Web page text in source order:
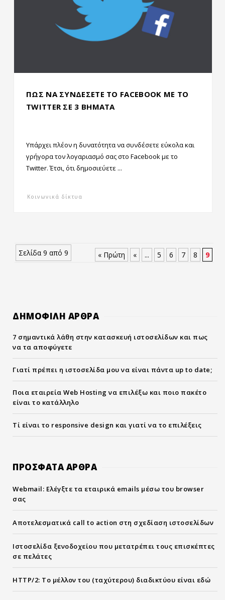
ΠΩΣ ΝΑ ΣΥΝΔΕΣΕΤΕ ΤΟ FACEBOOK ΜΕ ΤΟ
TWITTER ΣΕ 3 ΒΗΜΑΤΑ
Υπάρχει πλέον η δυνατότητα να συνδέσετε εύκολα και
γρήγορα τον λογαριασμό σας στο Facebook με το
Twitter. Έτσι, ότι δημοσιεύετε ...
Κοινωνικά δίκτυα
Σελίδα 9 από 9 « Πρώτη « ... 5 6 7 8 9
ΔΗΜΟΦΙΛΗ ΑΡΘΡΑ
7 σημαντικά λάθη στην κατασκευή ιστοσελίδων και πως
να τα αποφύγετε
Γιατί πρέπει η ιστοσελίδα μου να είναι πάντα up to date;
Ποια εταιρεία Web Hosting να επιλέξω και ποιο πακέτο
είναι το κατάλληλο
Τί είναι το responsive design και γιατί να το επιλέξεις
ΠΡΟΣΦΑΤΑ ΑΡΘΡΑ
Webmail: Ελέγξτε τα εταιρικά emails μέσω του browser
σας
Αποτελεσματικά call to action στη σχεδίαση ιστοσελίδων
Ιστοσελίδα ξενοδοχείου που μετατρέπει τους επισκέπτες
σε πελάτες
HTTP/2: Το μέλλον του (ταχύτερου) διαδικτύου είναι εδώ